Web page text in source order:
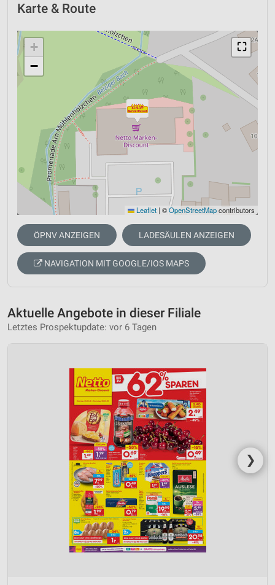
Karte & Route
⛶
+
−
Leaflet | ©OpenStreetMapcontributors
ÖPNV ANZEIGEN LADESÄULEN ANZEIGEN
NAVIGATION MIT GOOGLE/IOS MAPS
Aktuelle Angebote in dieser Filiale
Letztes Prospektupdate: vor 6 Tagen
❯